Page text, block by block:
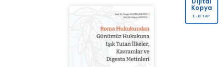
Kopya
E-KİTAP